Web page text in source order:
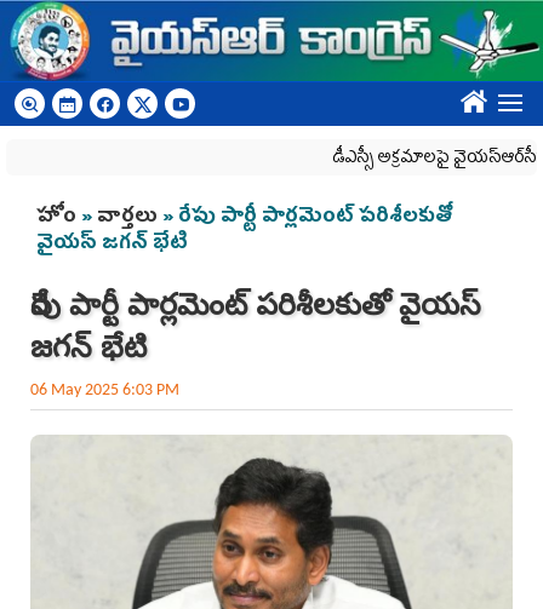
Skip to main content
????
డీఎస్సీ అక్రమాలపై వైయ‌స్ఆర్‌సీపీ
You are here
హోం »వార్తలు » రేపు పార్టీ పార్ల‌మెంట్ ప‌రిశీల‌కుతో
వైయ‌స్ జ‌గ‌న్ భేటి
రేపు పార్టీ పార్ల‌మెంట్ ప‌రిశీల‌కుతో వైయ‌స్
జ‌గ‌న్ భేటి
06 May 2025 6:03 PM